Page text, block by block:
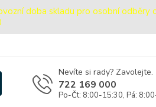
doba skladu pro osobní
Nevíte si rady? Zavolejte.
722 169 000
Po-Čt: 8:00-15:30, Pá: